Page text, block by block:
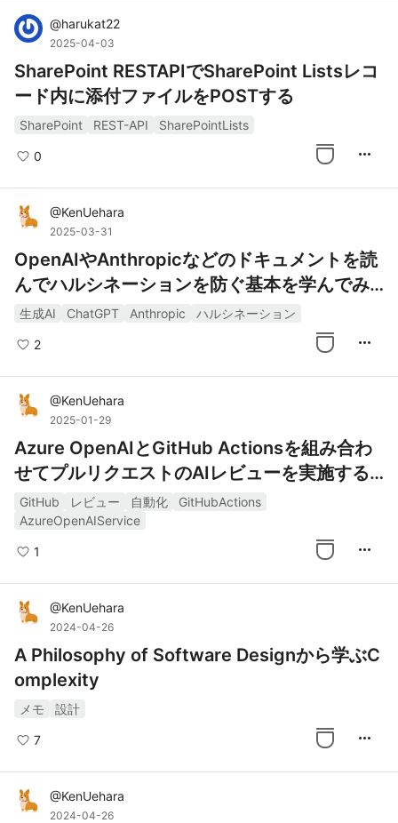
@harukat22
2025-04-03
SharePoint RESTAPIでSharePoint Listsレコ
ード内に添付ファイルをPOSTする
SharePoint REST-API SharePointLists
0 more_horiz
@KenUehara
2025-03-31
OpenAIやAnthropicなどのドキュメントを読
んでハルシネーションを防ぐ基本を学んでみ
た
生成AI ChatGPT Anthropic ハルシネーション
2 more_horiz
@KenUehara
2025-01-29
Azure OpenAIとGitHub Actionsを組み合わ
せてプルリクエストのAIレビューを実施する
手順
GitHub レビュー 自動化
GitHubActions
AzureOpenAIService
1 more_horiz
@KenUehara
2024-04-26
A Philosophy of Software Designから学ぶC
omplexity
メモ 設計
7 more_horiz
@KenUehara
2024-04-26